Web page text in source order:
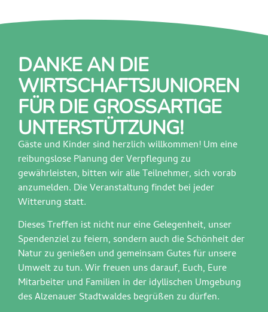
DANKE AN DIE
WIRTSCHAFTSJUNIOREN
FÜR DIE GROSSARTIGE U
NTERSTÜTZUNG!
Gäste und Kinder sind herzlich willkommen! Um eine
reibungslose Planung der Verpflegung zu
gewährleisten, bitten wir alle Teilnehmer, sich vorab
anzumelden. Die Veranstaltung findet bei jeder
Witterung statt.
Dieses Treffen ist nicht nur eine Gelegenheit, unser
Spendenziel zu feiern, sondern auch die Schönheit der
Natur zu genießen und gemeinsam Gutes für unsere
Umwelt zu tun. Wir freuen uns darauf, Euch, Eure
Mitarbeiter und Familien in der idyllischen Umgebung
des Alzenauer Stadtwaldes begrüßen zu dürfen.